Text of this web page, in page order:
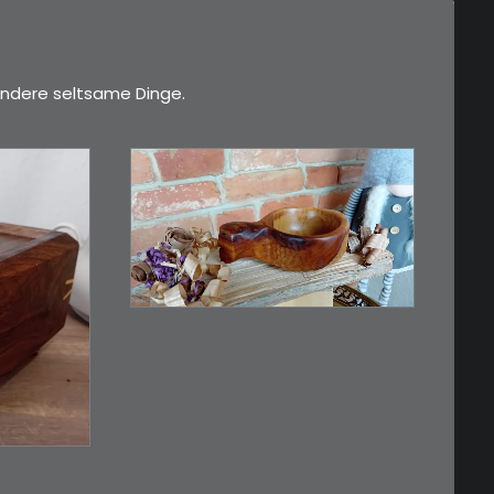
seltsame Dinge.
€15,00
Ein Holzbecher im
Wikinger-Stil. Inspiriert…